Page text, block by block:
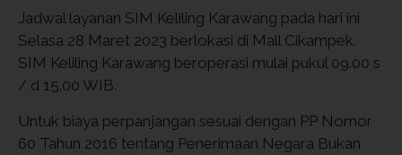
Jadwal layanan SIM Keliling Karawang pada hari ini
Selasa 28 Maret 2023 berlokasi di Mall Cikampek.
SIM Keliling Karawang beroperasi mulai pukul 09.00 s
/ d 15.00 WIB.
Untuk biaya perpanjangan sesuai dengan PP Nomor
60 Tahun 2016 tentang Penerimaan Negara Bukan